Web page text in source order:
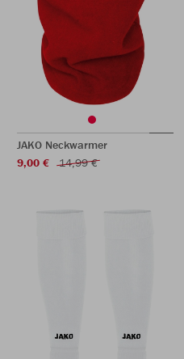
JAKO Neckwarmer
9,00 €
14,99 €